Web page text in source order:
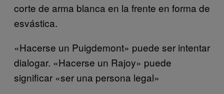
corte de arma blanca en la frente en forma de
esvástica.
«Hacerse un Puigdemont» puede ser intentar
dialogar. «Hacerse un Rajoy» puede
significar «ser una persona legal»